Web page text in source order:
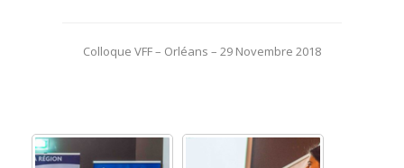
Colloque VFF – Orléans – 29 Novembre 2018